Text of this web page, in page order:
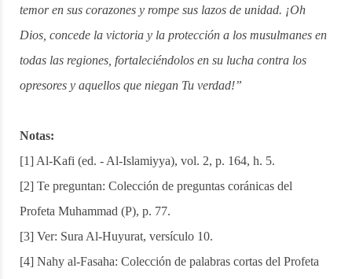
temor en sus corazones y rompe sus lazos de unidad. ¡Oh
Dios, concede la victoria y la protección a los musulmanes en
todas las regiones, fortaleciéndolos en su lucha contra los
opresores y aquellos que niegan Tu verdad!”
Notas:
[1] Al-Kafi (ed. - Al-Islamiyya), vol. 2, p. 164, h. 5.
[2] Te preguntan: Colección de preguntas coránicas del
Profeta Muhammad (P), p. 77.
[3] Ver: Sura Al-Huyurat, versículo 10.
[4] Nahy al-Fasaha: Colección de palabras cortas del Profeta